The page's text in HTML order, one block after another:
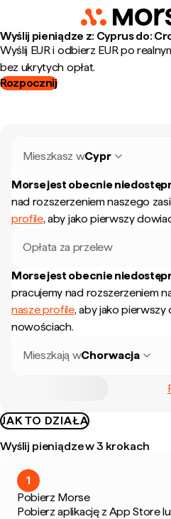
Wyślij pieniądze z: Cyprus do:
Wyślij EUR i odbierz EUR po
bez ukrytych opłat.
Rozpocznij
Mieszkasz wCypr
Morse jest obecnie
nad rozszerzeniem naszego
profile, aby jako pierwszy
Opłata za przelew
Morse jest obecnie
pracujemy nad rozszerzeniem
nasze profile, aby jako
nowościach.
Mieszkają wChorwacja
JAK TO DZIAŁA
Wyślij pieniądze w 3 krokach
1
Pobierz Morse
Pobierz aplikację z App Store